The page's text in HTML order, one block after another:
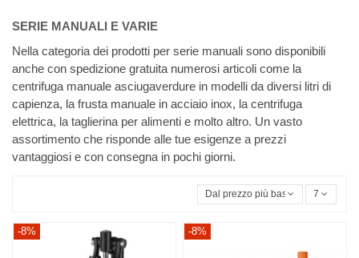
SERIE MANUALI E VARIE
Nella categoria dei prodotti per serie manuali sono disponibili
anche con spedizione gratuita numerosi articoli come la
centrifuga manuale asciugaverdure in modelli da diversi litri di
capienza, la frusta manuale in acciaio inox, la centrifuga
elettrica, la taglierina per alimenti e molto altro. Un vasto
assortimento che risponde alle tue esigenze a prezzi
vantaggiosi e con consegna in pochi giorni.
Dal prezzo più basso 7
-8% -8%